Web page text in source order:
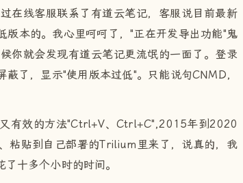
在线客服联系了有道云笔记，客服说目前最新
本的。我心里呵呵了，"正在开发导出功能"鬼
你就会发现有道云笔记更流氓的一面了。登录
了，显示"使用版本过低"。只能说句CNMD，
有效的方法"Ctrl+V、Ctrl+C",2015年到2020
粘贴到自己部署的Trilium里来了，说真的，我
十多个小时的时间。